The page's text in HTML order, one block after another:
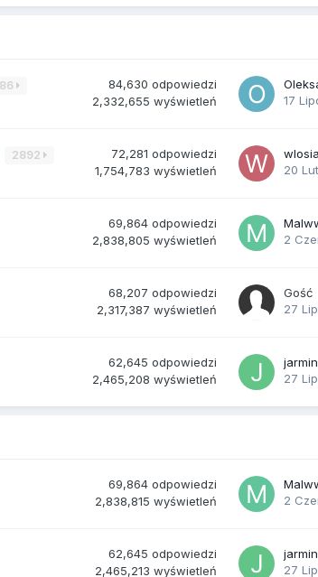
84,630 odpowiedzi
2,332,655 wyświetleń
17
2892 72,281 odpowiedzi
1,754,783 wyświetleń
20
69,864 odpowiedzi
2,838,805 wyświetleń
2
68,207 odpowiedzi
2,317,387 wyświetleń
Gość
27
62,645 odpowiedzi
2,465,208 wyświetleń
27
69,864 odpowiedzi
2,838,815 wyświetleń
2
62,645 odpowiedzi
2,465,213 wyświetleń
27